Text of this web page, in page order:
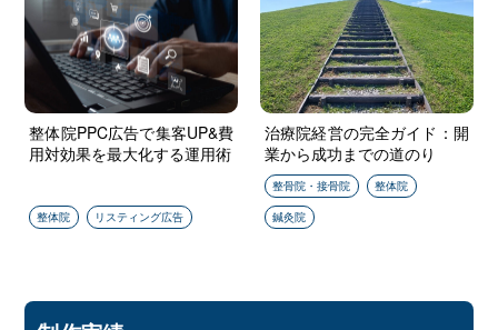
" alt="整体院PPC広告で集
客UP&費用対効果を最大
整体院PPC広告で集客UP&費
用対効果を最大化する運用術
整体院 リスティング広告
" alt="治療院経営の完全ガ
イド：開業から成功まで
の道のり"/>
治療院経営の完全ガイド：開
業から成功までの道のり
整骨院・接骨院
整体院
鍼灸院